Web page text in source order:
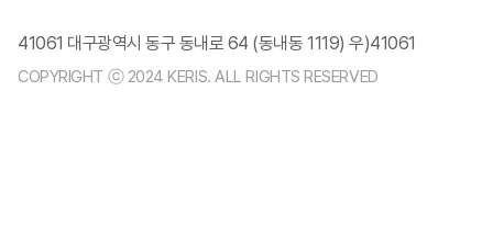
41061 대구광역시 동구 동내로 64 (동내동 1119) 우)41061
COPYRIGHT ⓒ 2024 KERIS. ALL RIGHTS RESERVED